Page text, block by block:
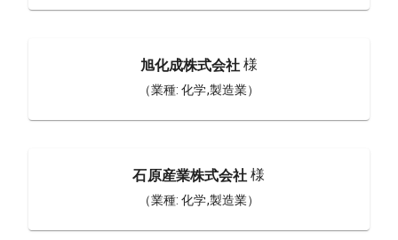
旭化成株式会社 様
（業種:化学,製造業）
石原産業株式会社 様
（業種:化学,製造業）